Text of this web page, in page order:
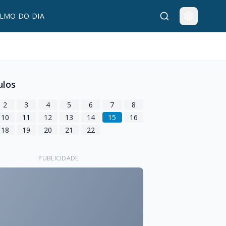
DO DIA
2 3 4 5 6 7
8
10
11 12 13 14 15
16
18
19 20 21 22
PUBLICIDADE